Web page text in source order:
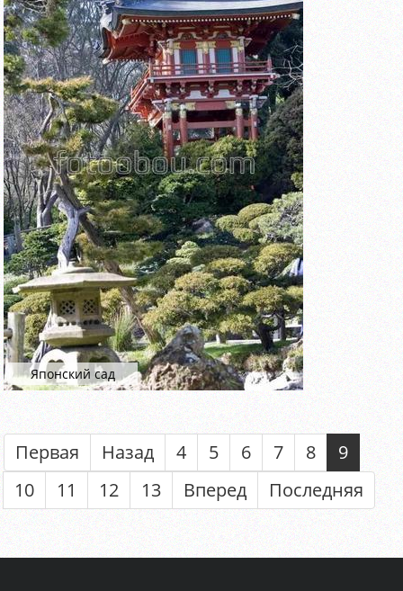
Японский сад
Первая Назад 4 5 6 7 8
9
10
11 12 13 Вперед Последняя